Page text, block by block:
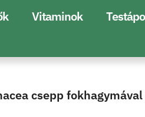
Vitaminok
csepp